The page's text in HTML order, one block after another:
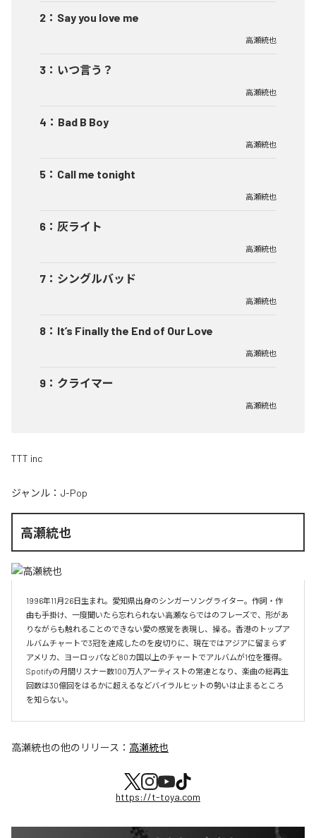
2 ： Say you love me
高瀬統也
3 ： いつ言う？
高瀬統也
4 ： Bad B Boy
高瀬統也
5 ： Call me tonight
高瀬統也
6 ： 灰ライト
高瀬統也
7 ： シングルバッド
高瀬統也
8 ： It’s Finally the End of Our Love
高瀬統也
9 ： クライマー
高瀬統也
TTT inc
ジャンル： J-Pop
高瀬統也
1996年11月26日生まれ。愛知県出身のシンガーソングライター。作詞・作
曲も手掛け、一度聞いたら忘れられない高瀬ならではのフレーズで、形があ
りながらも触れることのできない愛の感覚を表現し、操る。香港のトップア
ルバムチャートで3冠を達成したのを皮切りに、現在ではアジアに留まらず
アメリカ、ヨーロッパなど80カ国以上のチャートでアルバムが1位を獲得。
Spotifyの月間リスナー数100万人アーティストの常連となり、楽曲の総再生
回数は30億回をはるかに超えるなどバイラルヒットの勢いは止まるところ
を知らない。
高瀬統也の他のリリース： 高瀬統也
https://t-toya.com